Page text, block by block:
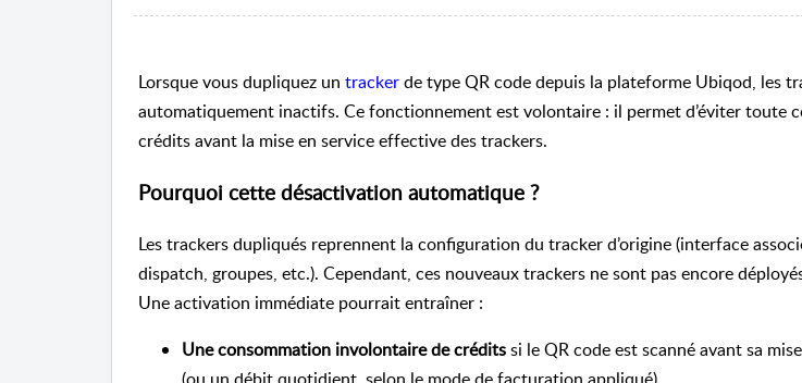
Lorsque vous dupliquez un trackerde type QR code depuis la plateforme Ubiqod, les
automatiquement inactifs. Ce fonctionnement est volontaire : il permet d’éviter toute
crédits avant la mise en service effective des trackers.
Pourquoi cette désactivation automatique ?
Les trackers dupliqués reprennent la configuration du tracker d’origine (interface
dispatch, groupes, etc.). Cependant, ces nouveaux trackers ne sont pas encore
Une activation immédiate pourrait entraîner :
Une consommation involontaire de créditssi le QR code est scanné avant sa